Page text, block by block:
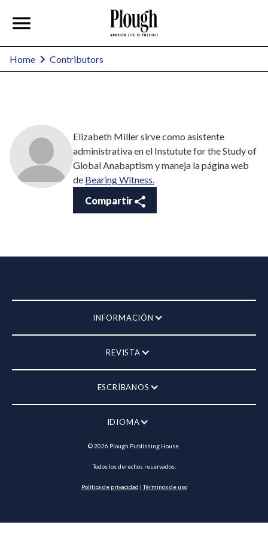
Home Contributors
Elizabeth Miller sirve como asistente
administrativa en el Instutute for the Study of
Global Anabaptism y maneja la página web
de Bearing Witness.
Compartir
INFORMACIÓN
REVISTA
ESCRÍBANOS
IDIOMA
©2026 Plough Publishing House.
Todos los derechos reservados.
Política de privacidad |Términos de uso